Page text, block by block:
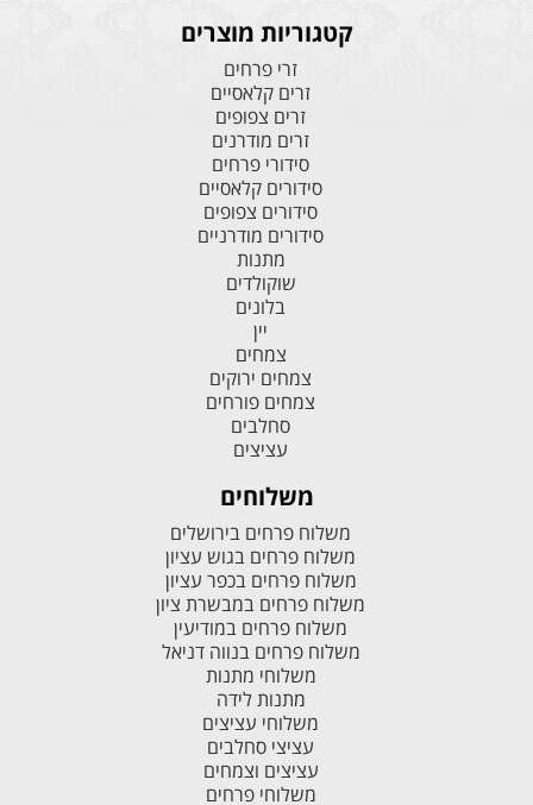
קטגוריות מוצרים
זרי פרחים
זרים קלאסיים
זרים צפופים
זרים מודרנים
סידורי פרחים
סידורים קלאסיים
סידורים צפופים
סידורים מודרניים
מתנות
שוקולדים
בלונים
יין
צמחים
צמחים ירוקים
צמחים פורחים
סחלבים
עציצים
משלוחים
משלוח פרחים בירושלים
משלוח פרחים בגוש עציון
משלוח פרחים בכפר עציון
משלוח פרחים במבשרת ציון
משלוח פרחים במודיעין
משלוח פרחים בנווה דניאל
משלוחי מתנות
מתנות לידה
משלוחי עציצים
עציצי סחלבים
עציצים וצמחים
משלוחי פרחים